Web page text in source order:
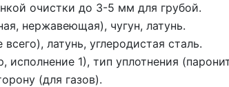
очистки до 3-5 мм для грубой.
нержавеющая), чугун, латунь.
латунь, углеродистая сталь.
1), тип уплотнения
(для газов).